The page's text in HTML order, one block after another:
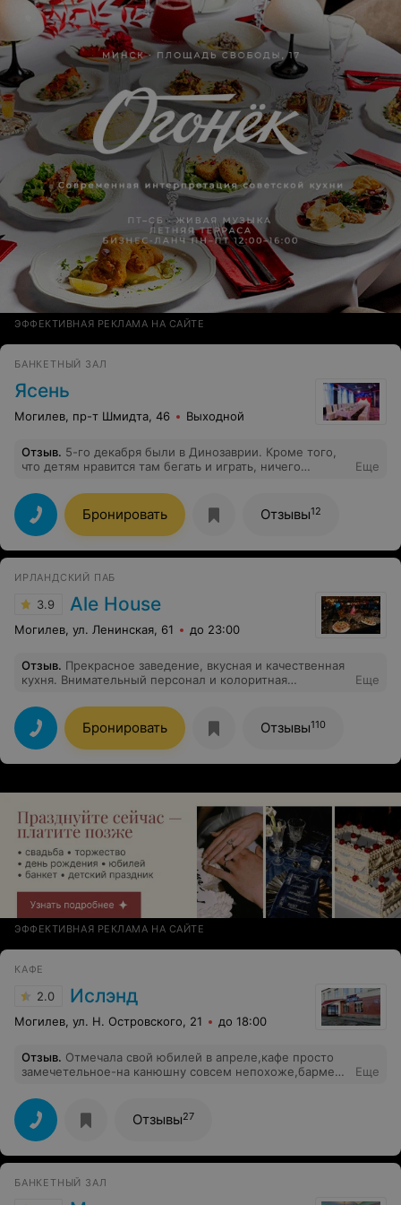
ЭФФЕКТИВНАЯ РЕКЛАМА НА САЙТЕ
БАНКЕТНЫЙ ЗАЛ
Ясень
Могилев, пр-т Шмидта, 46 Выходной
Отзыв. 5-го декабря были в Динозаврии. Кроме того,
что детям нравится там бегать и играть, ничего
Сервис отсутствует вовсе. Персонал неприветливый.
Администратора не дождешься. Об официантах тоже
промолчу, не в наших правилах не оставлять чаевых,
но в этот раз мы ушли очень разочарованные.
Еще
Бронировать Отзывы12
ИРЛАНДСКИЙ ПАБ
3.9 Ale House
Могилев, ул. Ленинская, 61 до 23:00
Отзыв. Прекрасное заведение, вкусная и качественная
кухня. Внимательный персонал и колоритная
Еще
Бронировать Отзывы110
ЭФФЕКТИВНАЯ РЕКЛАМА НА САЙТЕ
КАФЕ
2.0 Ислэнд
Могилев, ул. Н. Островского, 21 до 18:00
Отзыв. Отмечала свой юбилей в апреле,кафе просто
замечетельное-на канюшну совсем непохоже,бармен
Алеся,добрая и внимательная,кухня просто
бесподобная. Все мои гости как и я остались очень
давольны. Большое Вам спасибо за такое
обслуживание!!!
Еще
Отзывы27
БАНКЕТНЫЙ ЗАЛ